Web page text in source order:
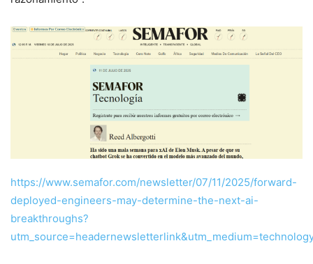
https://www.semafor.com/newsletter/07/11/2025/forward-
deployed-engineers-may-determine-the-next-ai-
breakthroughs?